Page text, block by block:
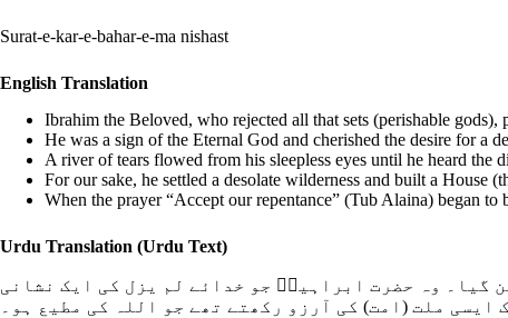
Surat-e-kar-e-bahar-e-ma nishast
English Translation
Ibrahim the Beloved, who rejected all that sets (perishable
He was a sign of the Eternal God and cherished the desire for a
A river of tears flowed from his sleepless eyes until he heard the
For our sake, he settled a desolate wilderness and built a House
When the prayer “Accept our repentance” (Tub Alaina) began
Urdu Translation (Urdu Text)
گیا۔ وہ حضرت ابراہیمؑ جو خدائے لم یزل کی ایک نشانی
ایسی ملت (امت) کی آرزو رکھتے تھے جو اللہ کی مطیع ہو۔